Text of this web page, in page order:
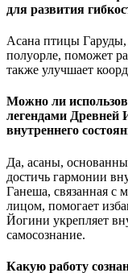
для развития
Асана птицы
полуорле, поможет
также улучшает
Можно ли
легендами Древней
внутреннего
Да, асаны,
достичь гармонии
Ганеша, связанная
лицом, помогает
Йогини укрепляет
самосознание.
Какую работу